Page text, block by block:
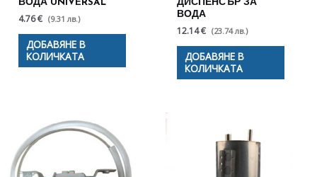
ВОДА UNIVERSAL
4.76 € (9.31 лв.)
ДОБАВЯНЕ В
КОЛИЧКАТА
ДИСПЕНСЪР ЗА
ВОДА
12.14 € (23.74 лв.)
ДОБАВЯНЕ В
КОЛИЧКАТА